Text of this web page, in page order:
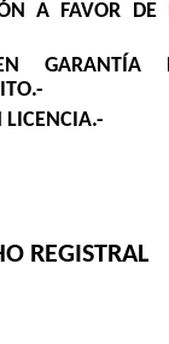
A FAVOR DE
GARANTÍA
LICENCIA.-
REGISTRAL